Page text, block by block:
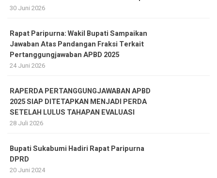
30 Juni 2026
Rapat Paripurna: Wakil Bupati Sampaikan
Jawaban Atas Pandangan Fraksi Terkait
Pertanggungjawaban APBD 2025
24 Juni 2026
RAPERDA PERTANGGUNGJAWABAN APBD
2025 SIAP DITETAPKAN MENJADI PERDA
SETELAH LULUS TAHAPAN EVALUASI
28 Juli 2026
Bupati Sukabumi Hadiri Rapat Paripurna
DPRD
20 Juni 2024